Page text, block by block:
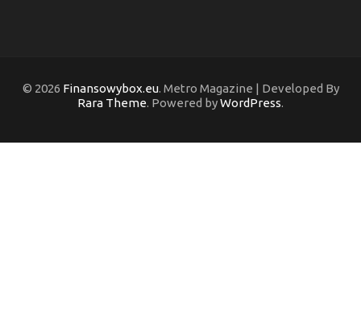
© 2026 Finansowybox.eu. Metro Magazine | Developed By
Rara Theme. Powered byWordPress.